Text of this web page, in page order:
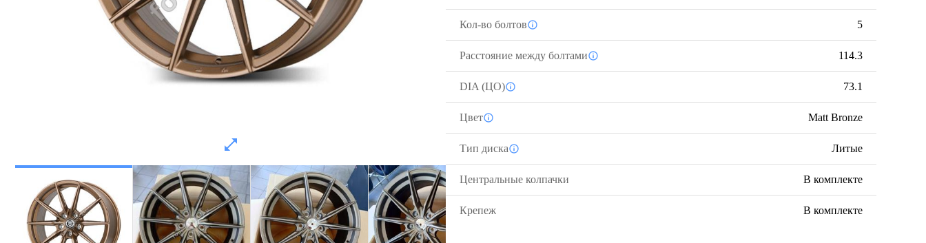
Кол-во болтов 5
Расстояние между болтами 114.3
DIA (ЦО) 73.1
Цвет Matt Bronze
Тип диска Литые
Центральные колпачки В комплекте
Крепеж В комплекте